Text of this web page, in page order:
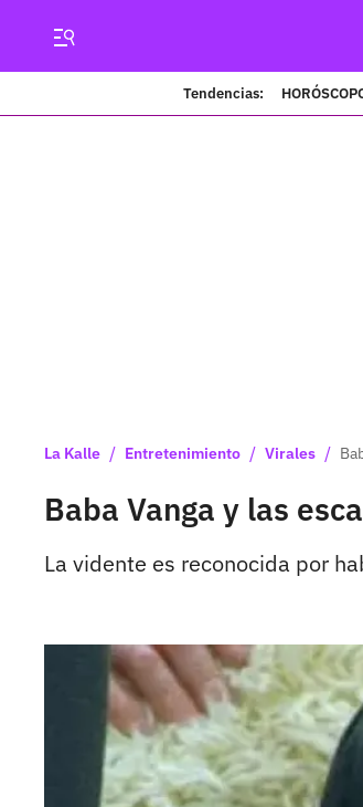
Tendencias:
La Kalle / Entretenimiento / Virales /
Baba Vanga y las
La vidente es reconocida por